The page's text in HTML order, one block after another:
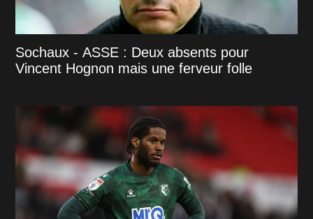
Sochaux - ASSE : Deux absents pour
Vincent Hognon mais une ferveur folle